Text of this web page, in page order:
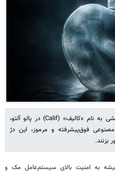
پژوهشگران امنیتی یک شرکت پژوهشی به نام «کالیف» (Calif) در پالو آلتو،
فوق‌پیشرفته و مرموز، این دژ
به امنیت بالای سیستم‌عامل مک و